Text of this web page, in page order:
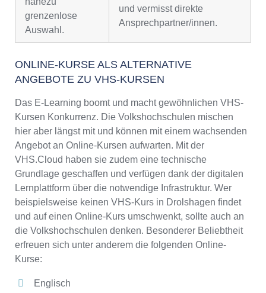
grenzenlose
Auswahl.
und vermisst direkte
Ansprechpartner/innen.
ONLINE-KURSE ALS ALTERNATIVE
ANGEBOTE ZU VHS-KURSEN
Das E-Learning boomt und macht gewöhnlichen VHS-
Kursen Konkurrenz. Die Volkshochschulen mischen
hier aber längst mit und können mit einem wachsenden
Angebot an Online-Kursen aufwarten. Mit der
VHS.Cloud haben sie zudem eine technische
Grundlage geschaffen und verfügen dank der digitalen
Lernplattform über die notwendige Infrastruktur. Wer
beispielsweise keinen VHS-Kurs in Drolshagen findet
und auf einen Online-Kurs umschwenkt, sollte auch an
die Volkshochschulen denken. Besonderer Beliebtheit
erfreuen sich unter anderem die folgenden Online-
Kurse:
Englisch